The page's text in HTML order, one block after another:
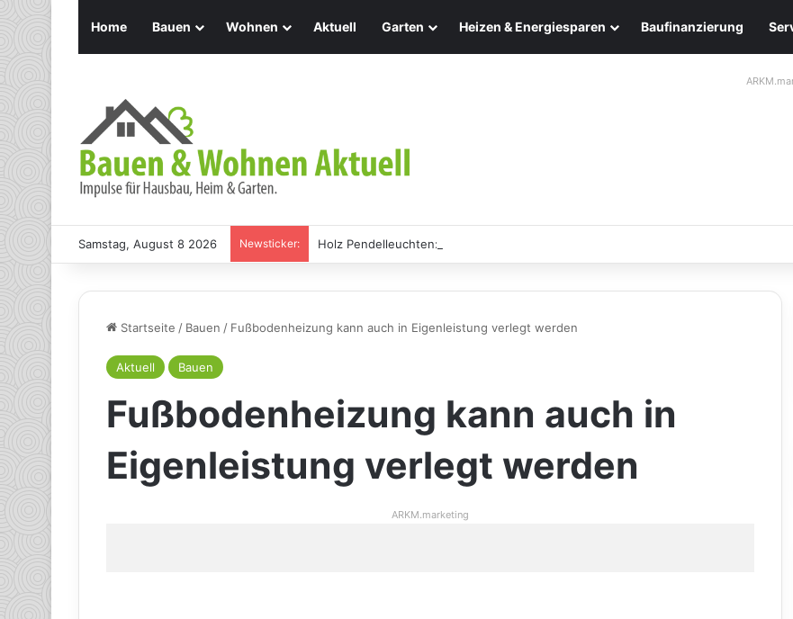
Home Bauen Wohnen Aktuell Garten Heizen & Energiesparen Baufinanzierung
Samstag, August 8 2026 Newsticker: Holz Pendelleuchten: Eleganz und Nachhaltigkeit für Ihr Zuhause
Startseite / Bauen / Fußbodenheizung kann auch in Eigenleistung verlegt werden
Aktuell Bauen
Fußbodenheizung kann auch in
Eigenleistung verlegt werden
ARKM.marketing